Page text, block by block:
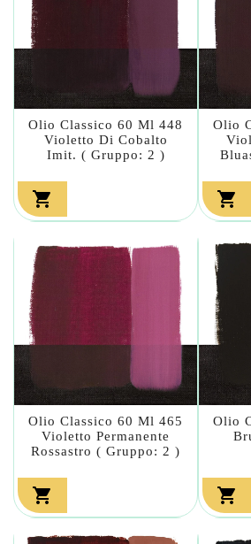
Olio Classico 60 Ml 448
Violetto Di Cobalto
Imit. ( Gruppo: 2 )

Olio

Olio Classico 60 Ml 465
Violetto Permanente
Rossastro ( Gruppo: 2 )

Olio
